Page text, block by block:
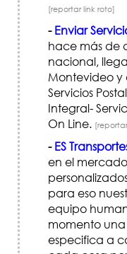
[reportar link roto]
- Enviar
hace más de
nacional,
Montevideo y
Servicios
Integral-
On Line.
- ES
en el
para eso
equipo
momento
especifica a